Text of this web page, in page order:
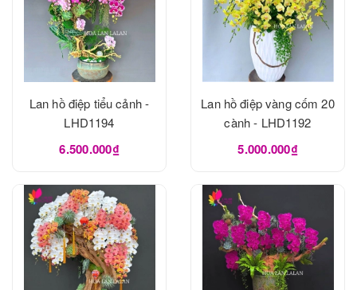
Lan hồ điệp tiểu cảnh -
LHD1194
6.500.000₫
Lan hồ điệp vàng cốm 20
cành - LHD1192
5.000.000₫